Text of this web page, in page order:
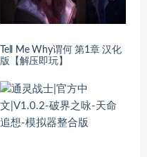
Tell Me Why谓何 第1章 汉化
版【解压即玩】